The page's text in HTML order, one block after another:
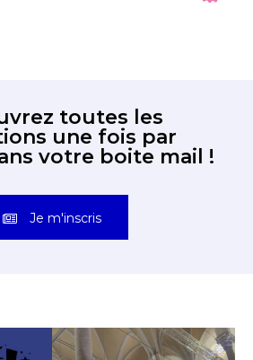
toutes les
une fois par
votre boite mail !
Je m'inscris